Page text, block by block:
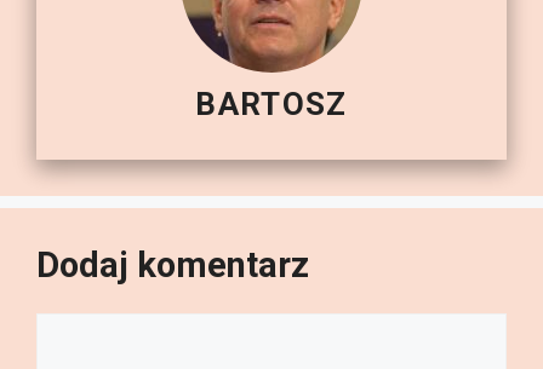
BARTOSZ
Dodaj komentarz